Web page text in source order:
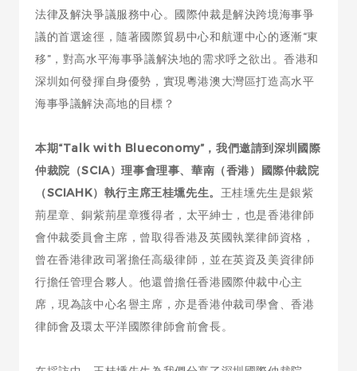
法律及解決爭議服務中心。國際仲裁是解決跨境海事爭
議的首選途徑，隨著國際貿易中心和航運中心的逐漸“東
移”，對高水平海事爭議解決地的需求呼之欲出。香港和
深圳如何發揮自身優勢，實現粵港澳大灣區打造高水平
海事爭議解決高地的目標？
本期“Talk with Blueconomy”，我們邀請到深圳國際
仲裁院（SCIA）理事會理事、華南（香港）國際仲裁院
（SCIAHK）執行主席王桂壎先生。 王桂壎先生是銀紫
荊星章、銅紫荊星章獲得者，太平紳士，也是香港律師
會仲裁委員會主席，曾取得香港及英國執業律師資格，
曾在香港律政司署擔任高級律師，並在英資及美資律師
行擔任管理合夥人。他還曾擔任香港國際仲裁中心主
席，現為該中心名譽主席，亦是香港仲裁司學會、香港
律師會及環太平洋國際律師會前會長。